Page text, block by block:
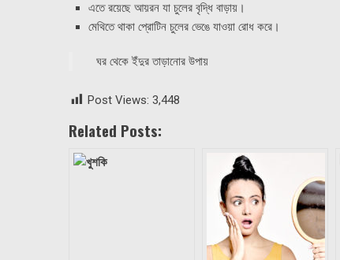
এতে রয়েছে আয়রন যা চুলের বৃদ্ধি বাড়ায়।
মেথিতে থাকা প্রোটিন চুলের ভেঙে যাওয়া রোধ করে।
ঘর থেকে ইঁদুর তাড়ানোর উপায়
Post Views: 3,448
Related Posts: